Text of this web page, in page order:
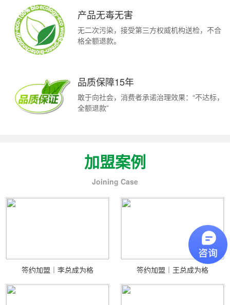
产品无毒无害
无二次污染，接受第三方权威机构送检，不合
格全额退款。
品质保障15年
敢于向社会，消费者承诺治理效果：“不达标，
全额退款”
加盟案例
Joining Case
签约加盟｜李总成为格 签约加盟｜王总成为格